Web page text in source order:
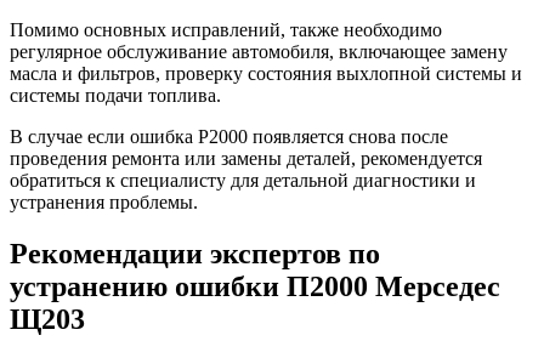
Помимо основных исправлений, также необходимо
регулярное обслуживание автомобиля, включающее замену
масла и фильтров, проверку состояния выхлопной системы и
системы подачи топлива.
В случае если ошибка P2000 появляется снова после
проведения ремонта или замены деталей, рекомендуется
обратиться к специалисту для детальной диагностики и
устранения проблемы.
Рекомендации экспертов по
устранению ошибки П2000 Мерседес
Щ203